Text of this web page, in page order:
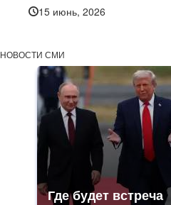
15 июнь, 2026
НОВОСТИ СМИ
Где будет встреча